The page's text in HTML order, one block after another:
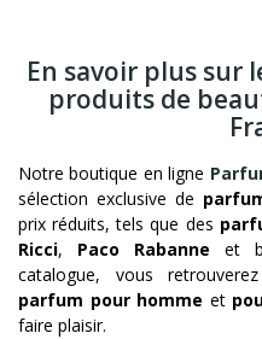
En savoir plus sur
produits de
Notre boutique en ligne
sélection exclusive de
prix réduits, tels que des
Ricci, Paco Rabanne et
catalogue, vous
parfum pour homme et
faire plaisir.